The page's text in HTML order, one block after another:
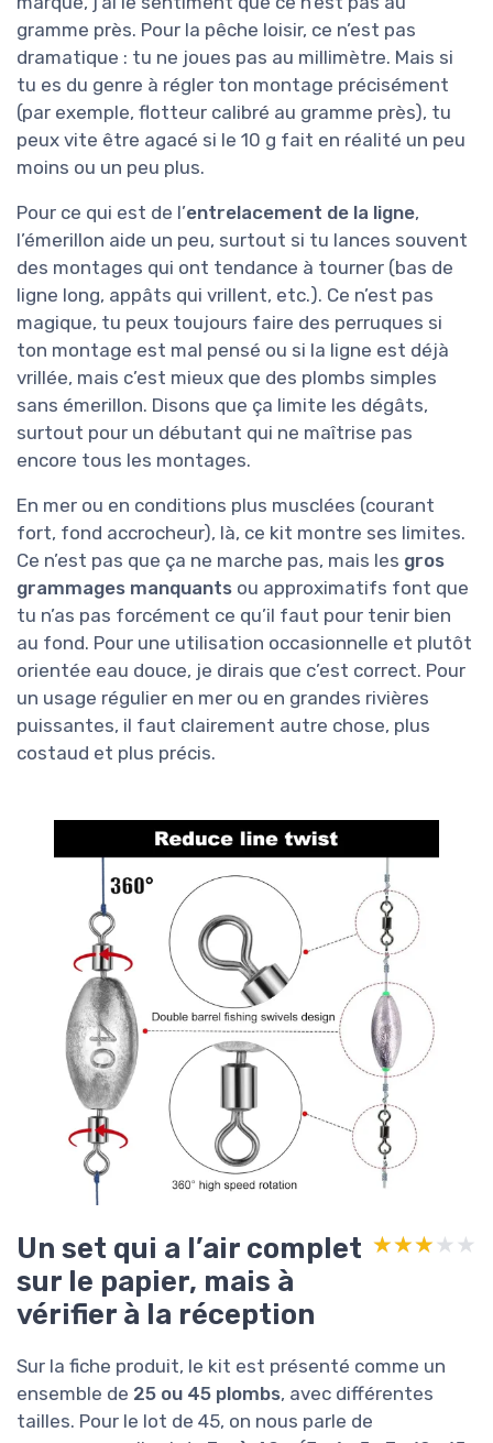
gramme près. Pour la pêche loisir, ce n’est pas
dramatique : tu ne joues pas au millimètre. Mais si
tu es du genre à régler ton montage précisément
(par exemple, flotteur calibré au gramme près), tu
peux vite être agacé si le 10 g fait en réalité un peu
moins ou un peu plus.
Pour ce qui est de l’entrelacement de la ligne,
l’émerillon aide un peu, surtout si tu lances souvent
des montages qui ont tendance à tourner (bas de
ligne long, appâts qui vrillent, etc.). Ce n’est pas
magique, tu peux toujours faire des perruques si
ton montage est mal pensé ou si la ligne est déjà
vrillée, mais c’est mieux que des plombs simples
sans émerillon. Disons que ça limite les dégâts,
surtout pour un débutant qui ne maîtrise pas
encore tous les montages.
En mer ou en conditions plus musclées (courant
fort, fond accrocheur), là, ce kit montre ses limites.
Ce n’est pas que ça ne marche pas, mais les gros
grammages manquants ou approximatifs font que
tu n’as pas forcément ce qu’il faut pour tenir bien
au fond. Pour une utilisation occasionnelle et plutôt
orientée eau douce, je dirais que c’est correct. Pour
un usage régulier en mer ou en grandes rivières
puissantes, il faut clairement autre chose, plus
costaud et plus précis.
Un set qui a l’air complet
sur le papier, mais à
vérifier à la réception
★★★★★
★★★★★
Sur la fiche produit, le kit est présenté comme un
ensemble de 25 ou 45 plombs, avec différentes
tailles. Pour le lot de 45, on nous parle de